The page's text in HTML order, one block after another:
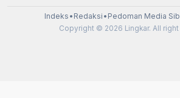
Indeks • Redaksi • Pedoman Media
Copyright © 2026 Lingkar. All